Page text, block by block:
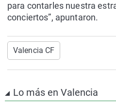
para contarles nuestra
conciertos”, apuntaron.
Valencia CF
Lo más en Valencia